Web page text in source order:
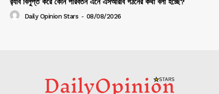
র‍্যাব বিলুপ্ত করে কোন পরিবর্তন এনে এসআরবি গঠনের কথা বলা হচ্ছে?
Daily Opinion Stars - 08/08/2026